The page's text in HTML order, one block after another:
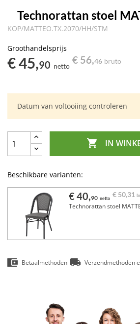
Technorattan stoel
KOP/MATTEO.TX.2070/HH/STM
Groothandelsprijs
€ 45,90 netto
€ 56,46 bruto
Datum van voltooiing controleren
 IN
Beschikbare varianten:
€ 40,90 netto € 50,31
Technorattan stoel
Betaalmethoden Verzendmethoden